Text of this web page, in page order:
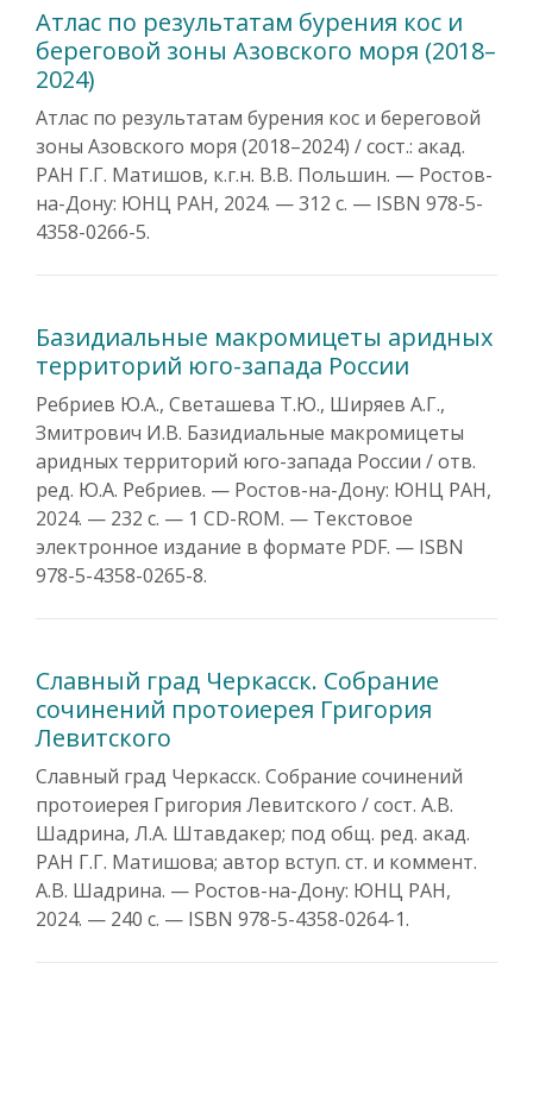
Атлас по результатам бурения кос и
береговой зоны Азовского моря (2018–
2024)
Атлас по результатам бурения кос и береговой
зоны Азовского моря (2018–2024) / сост.: акад.
РАН Г.Г. Матишов, к.г.н. В.В. Польшин. — Ростов-
на-Дону: ЮНЦ РАН, 2024. — 312 с. — ISBN 978-5-
4358-0266-5.
Базидиальные макромицеты аридных
территорий юго-запада России
Ребриев Ю.А., Светашева Т.Ю., Ширяев А.Г.,
Змитрович И.В. Базидиальные макромицеты
аридных территорий юго-запада России / отв.
ред. Ю.А. Ребриев. — Ростов-на-Дону: ЮНЦ РАН,
2024. — 232 с. — 1 CD-ROM. — Текстовое
электронное издание в формате PDF. — ISBN
978-5-4358-0265-8.
Славный град Черкасск. Собрание
сочинений протоиерея Григория
Левитского
Славный град Черкасск. Собрание сочинений
протоиерея Григория Левитского / сост. А.В.
Шадрина, Л.А. Штавдакер; под общ. ред. акад.
РАН Г.Г. Матишова; автор вступ. ст. и коммент.
А.В. Шадрина. — Ростов-на-Дону: ЮНЦ РАН,
2024. — 240 с. — ISBN 978-5-4358-0264-1.